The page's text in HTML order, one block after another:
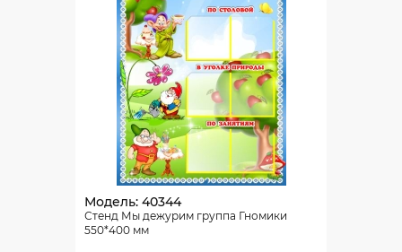
Модель: 40344
Стенд Мы дежурим группа Гномики
550*400 мм